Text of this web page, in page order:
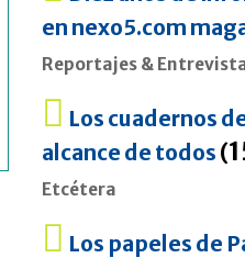
en nexo5.com
Reportajes &
Los cuadernos
alcance de todos (
Etcétera
Los papeles de